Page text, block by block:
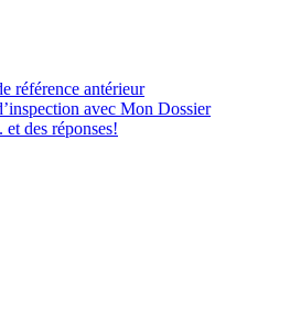
référence antérieur
avec Mon Dossier
des réponses!